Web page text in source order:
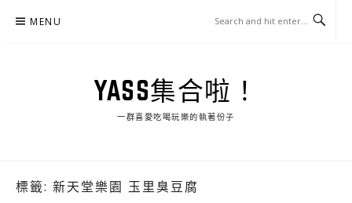
MENU
YASS集合啦！
一群喜愛吃喝玩樂的執著份子
標籤: 新天堂樂園 玉里臭豆腐